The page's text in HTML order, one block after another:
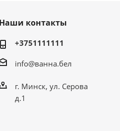
Наши контакты
+3751111111
info@ванна.бел
г. Минск, ул. Серова
д.1